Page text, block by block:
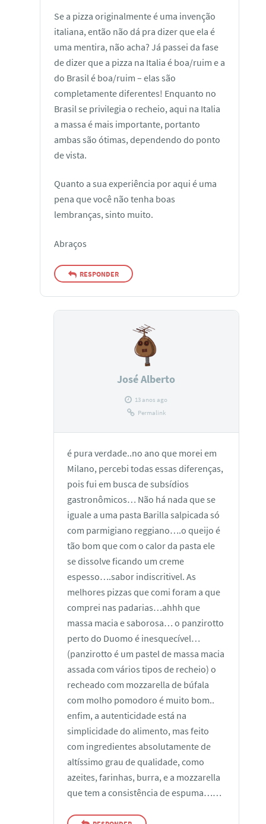
Se a pizza originalmente é uma invenção
italiana, então não dá pra dizer que ela é
uma mentira, não acha? Já passei da fase
de dizer que a pizza na Italia é boa/ruim e a
do Brasil é boa/ruim – elas são
completamente diferentes! Enquanto no
Brasil se privilegia o recheio, aqui na Italia
a massa é mais importante, portanto
ambas são ótimas, dependendo do ponto
de vista.
Quanto a sua experiência por aqui é uma
pena que você não tenha boas
lembranças, sinto muito.
Abraços
RESPONDER
José Alberto
13 anos ago
Permalink
é pura verdade..no ano que morei em
Milano, percebi todas essas diferenças,
pois fui em busca de subsídios
gastronômicos… Não há nada que se
iguale a uma pasta Barilla salpicada só
com parmigiano reggiano….o queijo é
tão bom que com o calor da pasta ele
se dissolve ficando um creme
espesso….sabor indiscritivel. As
melhores pizzas que comi foram a que
comprei nas padarias…ahhh que
massa macia e saborosa… o panzirotto
perto do Duomo é inesquecível…
(panzirotto é um pastel de massa macia
assada com vários tipos de recheio) o
recheado com mozzarella de búfala
com molho pomodoro é muito bom..
enfim, a autenticidade está na
simplicidade do alimento, mas feito
com ingredientes absolutamente de
altíssimo grau de qualidade, como
azeites, farinhas, burra, e a mozzarella
que tem a consistência de espuma……